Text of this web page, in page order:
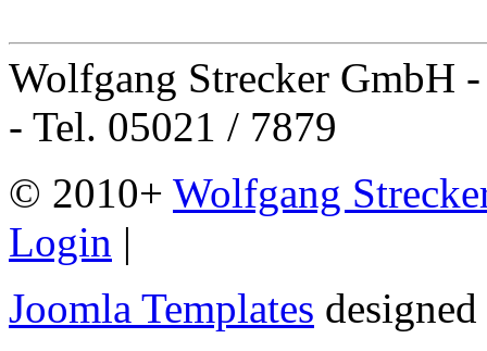
Wolfgang Strecker GmbH
- Tel. 05021 / 7879
© 2010+ Wolfgang
Login |
Joomla Templates